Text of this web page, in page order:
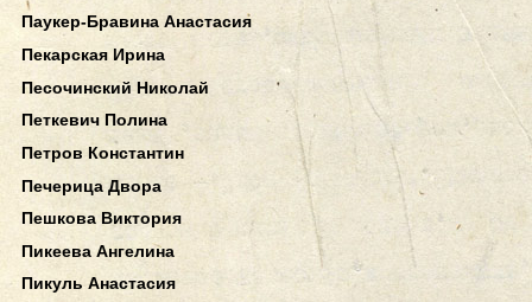
Паукер-Бравина Анастасия
Пекарская Ирина
Песочинский Николай
Петкевич Полина
Петров Константин
Печерица Двора
Пешкова Виктория
Пикеева Ангелина
Пикуль Анастасия